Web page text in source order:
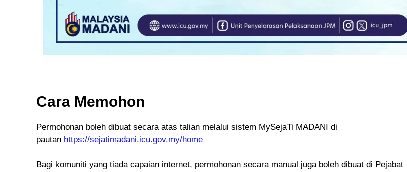
Cara Memohon
Permohonan boleh dibuat secara atas talian melalui sistem MySejaTi MADANI di
pautan https://sejatimadani.icu.gov.my/home
Bagi komuniti yang tiada capaian internet, permohonan secara manual juga boleh dibuat di Pejabat